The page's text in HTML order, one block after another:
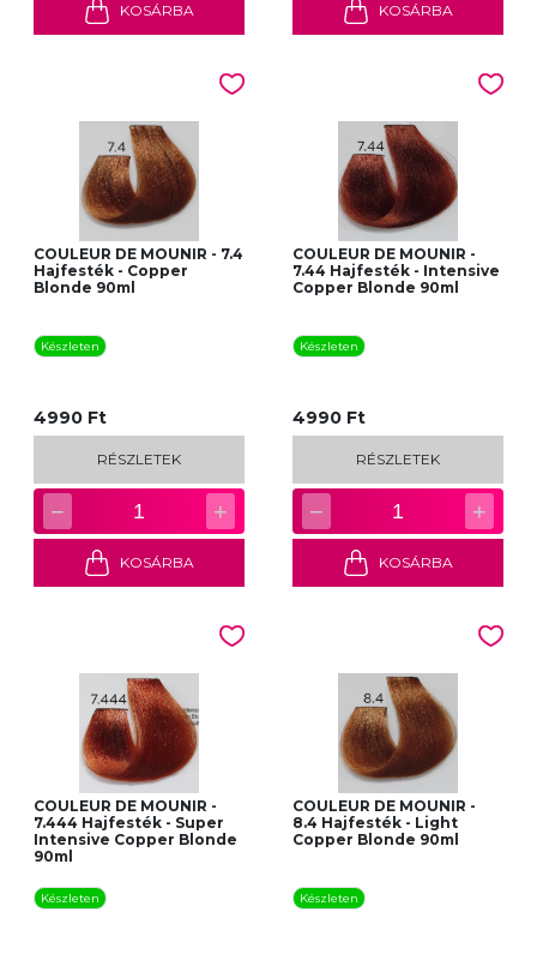
KOSÁRBA KOSÁRBA
COULEUR DE MOUNIR - 7.4
Hajfesték - Copper
Blonde 90ml
Készleten
4990 Ft
RÉSZLETEK
− 1 +
KOSÁRBA
COULEUR DE MOUNIR -
7.44 Hajfesték - Intensive
Copper Blonde 90ml
Készleten
4990 Ft
RÉSZLETEK
− 1 +
KOSÁRBA
COULEUR DE MOUNIR -
7.444 Hajfesték - Super
Intensive Copper Blonde
90ml
Készleten
COULEUR DE MOUNIR -
8.4 Hajfesték - Light
Copper Blonde 90ml
Készleten